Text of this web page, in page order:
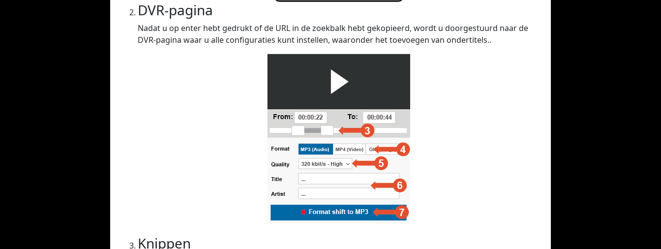
DVR-pagina
Nadat u op enter hebt gedrukt of de URL in de zoekbalk hebt gekopieerd, wordt u doorgestuurd naar de
DVR-pagina waar u alle configuraties kunt instellen, waaronder het toevoegen van ondertitels..
Knippen